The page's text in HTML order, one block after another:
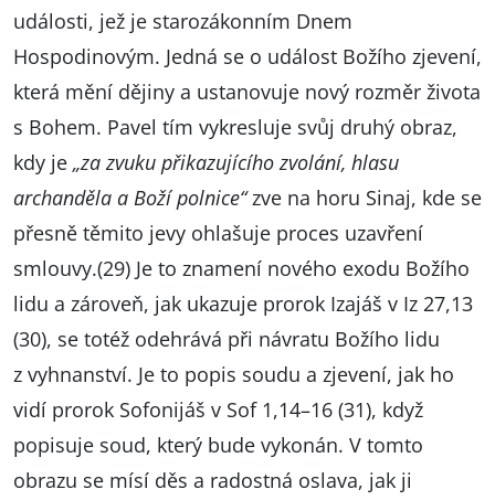
události, jež je starozákonním Dnem
Hospodinovým. Jedná se o událost Božího zjevení,
která mění dějiny a ustanovuje nový rozměr života
s Bohem. Pavel tím vykresluje svůj druhý obraz,
kdy je „za zvuku přikazujícího zvolání, hlasu
archanděla a Boží polnice“zve na horu Sinaj, kde se
přesně těmito jevy ohlašuje proces uzavření
smlouvy.(29) Je to znamení nového exodu Božího
lidu a zároveň, jak ukazuje prorok Izajáš v Iz 27,13
(30), se totéž odehrává při návratu Božího lidu
z vyhnanství. Je to popis soudu a zjevení, jak ho
vidí prorok Sofonijáš v Sof 1,14–16 (31), když
popisuje soud, který bude vykonán. V tomto
obrazu se mísí děs a radostná oslava, jak ji